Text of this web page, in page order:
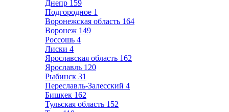
Днепр 159
Подгородное 1
Воронежская область 164
Воронеж 149
Россошь 4
Лиски 4
Ярославская область 162
Ярославль 120
Рыбинск 31
Переславль-Залесский 4
Бишкек 162
Тульская область 152